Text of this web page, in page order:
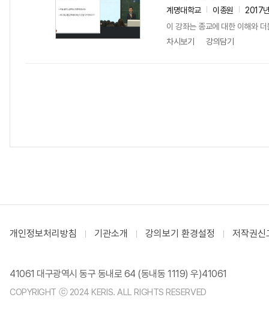
계명대학교 이종원
2017
이 강좌는 종교에 대한 이해와
차시보기
강의담기
개인정보처리방침 기관소개 강의보기 환경설정 저작권신
41061 대구광역시 동구 동내로 64 (동내동 1119) 우)41061
COPYRIGHT ⓒ 2024 KERIS. ALL RIGHTS RESERVED